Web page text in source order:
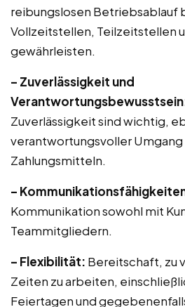
reibungslosen Betriebsablauf
Vollzeitstellen, Teilzeitstellen
gewährleisten.
– Zuverlässigkeit und
Zuverlässigkeit sind wichtig,
verantwortungsvoller Umgang
Zahlungsmitteln.
–
Kommunikation sowohl mit
Teammitgliedern.
– Flexibilität: Bereitschaft, zu
Zeiten zu arbeiten,
Feiertagen und